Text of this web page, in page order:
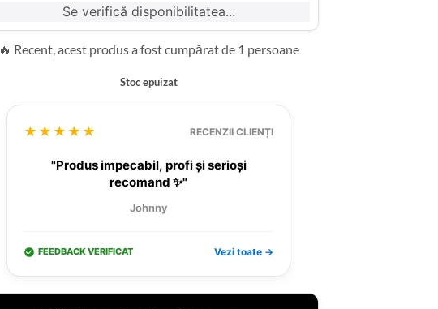
Se verifică disponibilitatea...
🔥 Recent, acest produs a fost cumpărat de 1 persoane
Stoc epuizat
★★★★★ RECENZII CLIENȚI
"Produs impecabil, profi și serioși
recomand ✨"
Johnny
FEEDBACK VERIFICAT Vezi toate →